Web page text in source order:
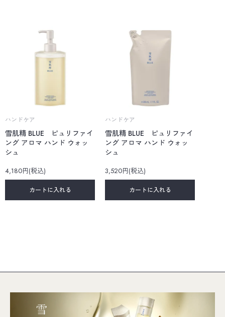
ハンドケア
雪肌精 BLUE ピュリファイ
ング アロマ ハンド ウォッ
シュ
4,180円(税込)
カートに入れる
ハンドケア
雪肌精 BLUE ピュリファイ
ング アロマ ハンド ウォッ
シュ
3,520円(税込)
カートに入れる